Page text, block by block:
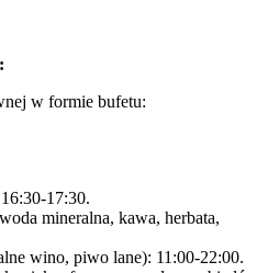
w formie bufetu:
17:30.
mineralna, kawa, herbata,
wino, piwo lane): 11:00-22:00.